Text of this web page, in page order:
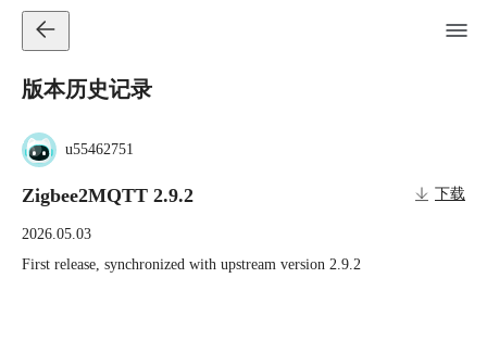
版本历史记录
u55462751
Zigbee2MQTT 2.9.2 下载
2026.05.03
First release, synchronized with upstream version 2.9.2